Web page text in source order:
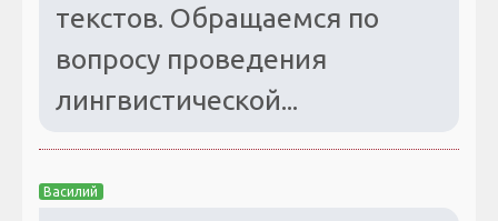
текстов. Обращаемся по
вопросу проведения
лингвистической...
Василий